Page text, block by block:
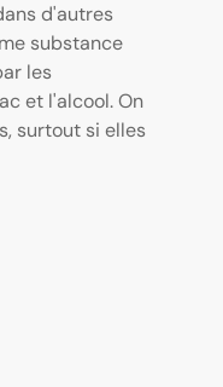
d'autres
substance
les
et l'alcool. On
surtout si elles